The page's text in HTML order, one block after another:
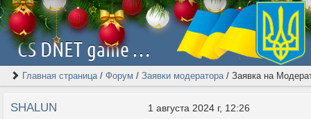
CS DNET game server | Скачать Counter-Strike 1.6 [2026]
Главная страница/ Форум / Заявки модератора/ Заявка на
SHALUN 1 августа 2024 г, 12:26